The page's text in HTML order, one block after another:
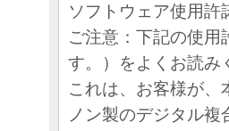
ソフトウェア使用許
ご注意：下記の使用
す。）をよくお読み
これは、お客様が、
ノン製のデジタル